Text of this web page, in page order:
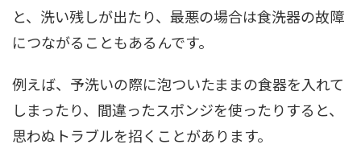
と、洗い残しが出たり、最悪の場合は食洗器の故障
につながることもあるんです。
例えば、予洗いの際に泡ついたままの食器を入れて
しまったり、間違ったスポンジを使ったりすると、
思わぬトラブルを招くことがあります。